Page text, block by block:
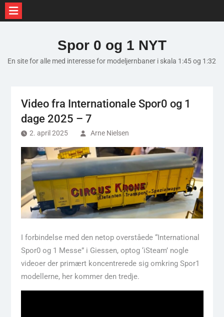
Spor 0 og 1 NYT
En site for alle med interesse for modeljernbaner i skala 1:45 og 1:32
Video fra Internationale Spor0 og 1
dage 2025 – 7
2. april 2025 Arne Nielsen
I forbindelse med den netop overståede “International
Spor0 og 1 Messe” i Giessen, optog ‘iSteam’ nogle
videoer der primært koncentrerede sig omkring Spor1
modellerne, her kommer den tredje.